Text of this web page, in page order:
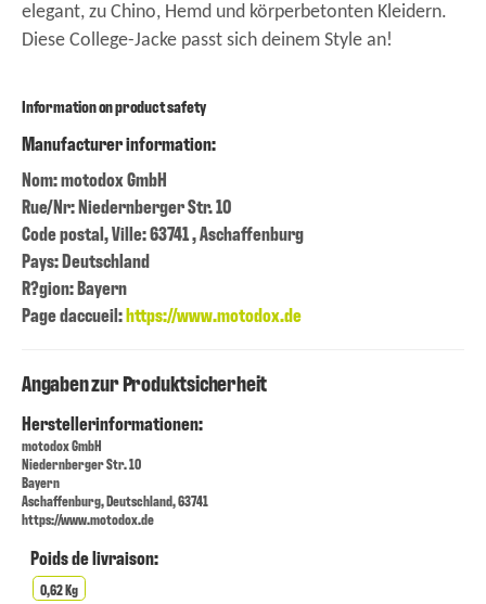
elegant, zu Chino, Hemd und körperbetonten Kleidern.
Diese College-Jacke passt sich deinem Style an!
Information on product safety
Manufacturer information:
Nom: motodox GmbH
Rue/Nr: Niedernberger Str. 10
Code postal, Ville: 63741 , Aschaffenburg
Pays: Deutschland
R?gion: Bayern
Page daccueil:https://www.motodox.de
Angaben zur Produktsicherheit
Herstellerinformationen:
motodox GmbH
Niedernberger Str. 10
Bayern
Aschaffenburg, Deutschland, 63741
https://www.motodox.de
Poids de livraison:
0,62 Kg